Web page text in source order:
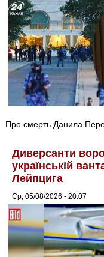
Про смерть Данила
Диверсанти
українській
Лейпцига
Ср, 05/08/2026 - 20:07